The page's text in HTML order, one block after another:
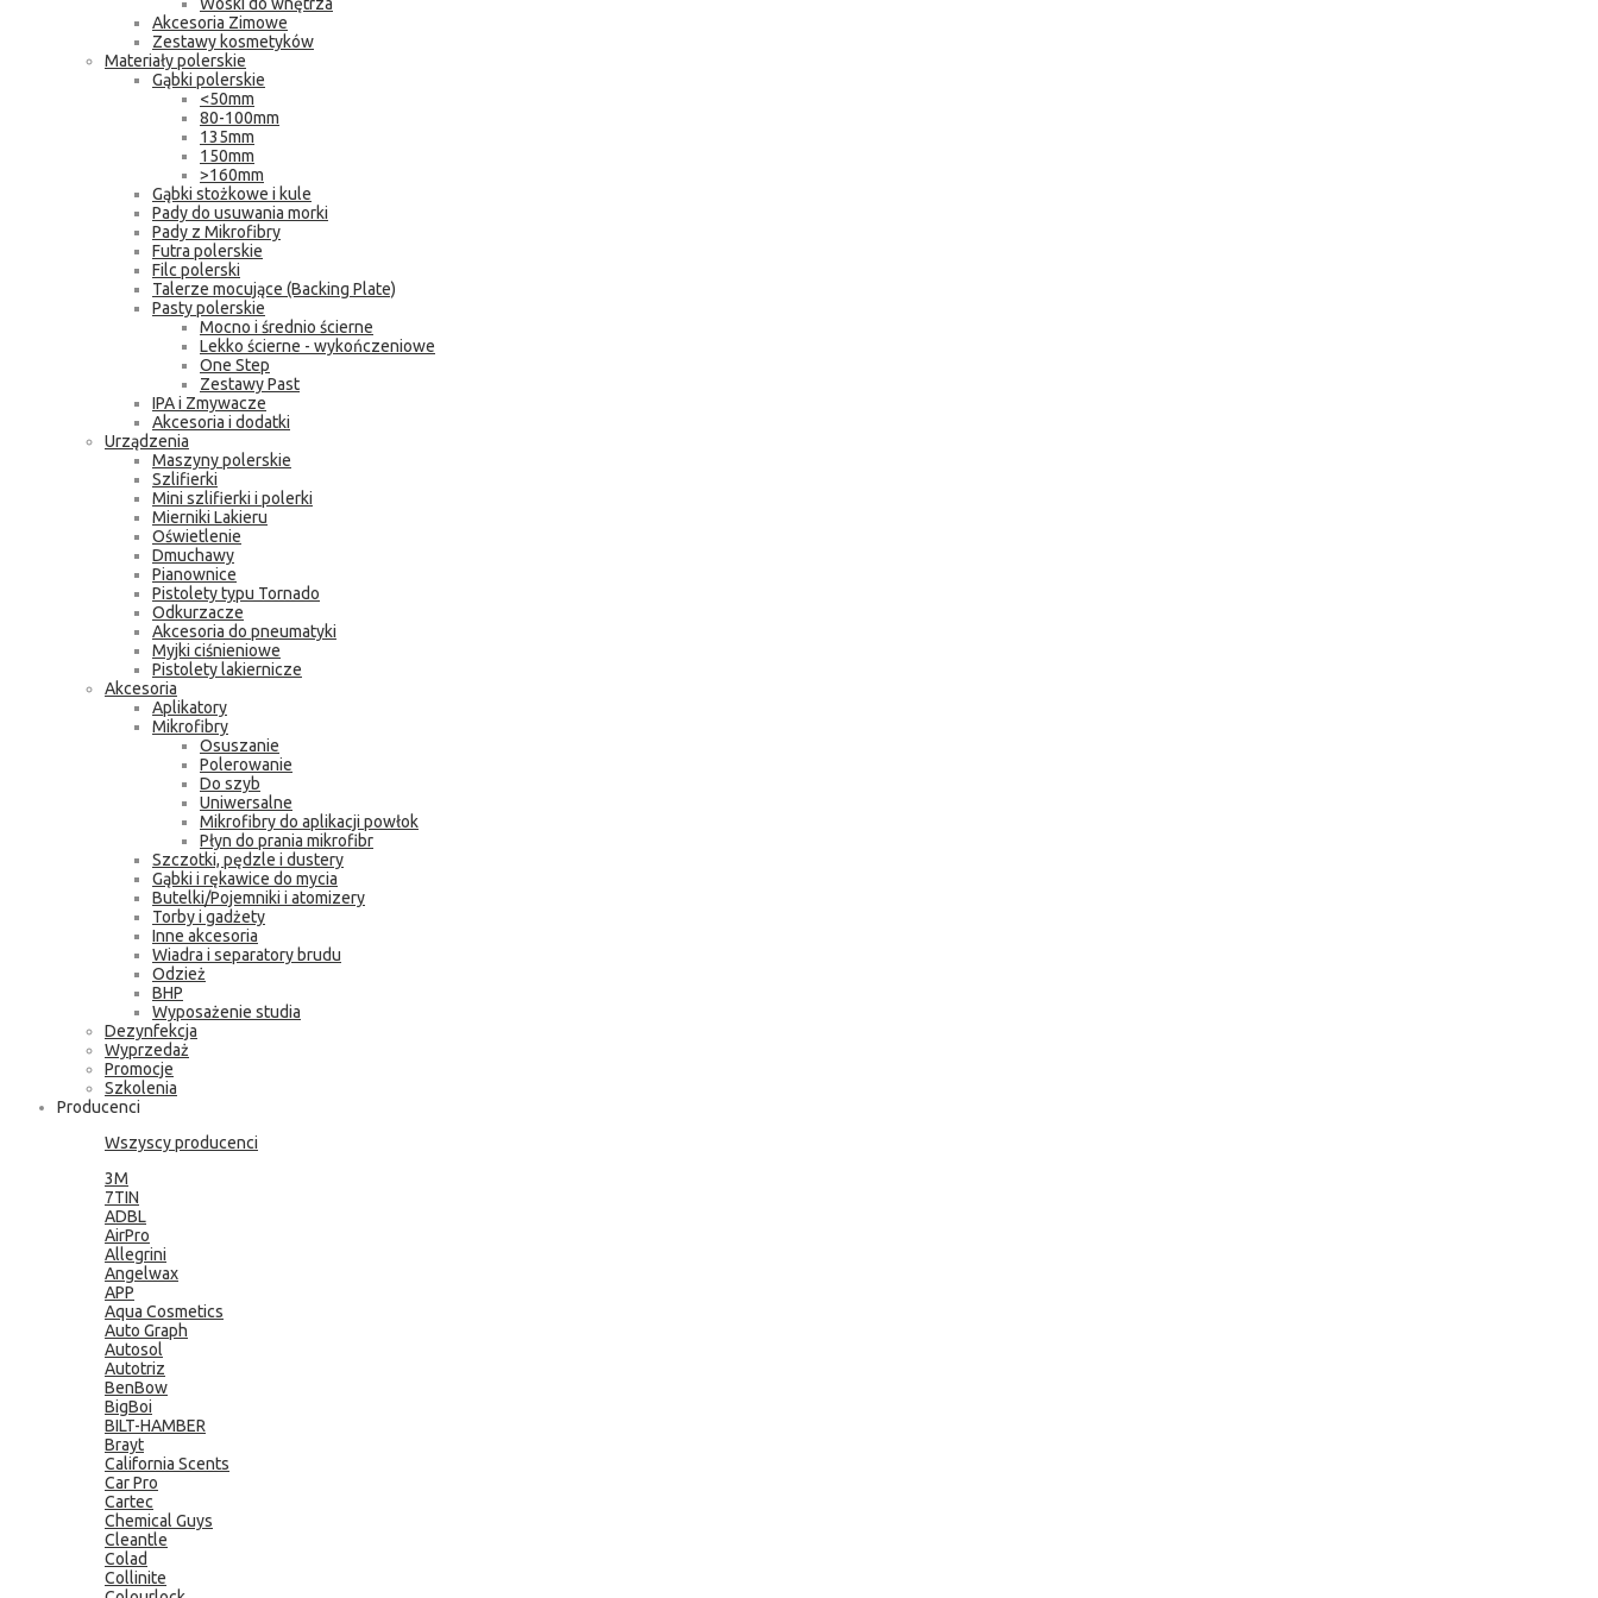
Akcesoria Zimowe
Zestawy kosmetyków
Materiały polerskie
Gąbki polerskie
<50mm
80-100mm
135mm
150mm
>160mm
Gąbki stożkowe i kule
Pady do usuwania morki
Pady z Mikrofibry
Futra polerskie
Filc polerski
Talerze mocujące (Backing Plate)
Pasty polerskie
Mocno i średnio ścierne
Lekko ścierne - wykończeniowe
One Step
Zestawy Past
IPA i Zmywacze
Akcesoria i dodatki
Urządzenia
Maszyny polerskie
Szlifierki
Mini szlifierki i polerki
Mierniki Lakieru
Oświetlenie
Dmuchawy
Pianownice
Pistolety typu Tornado
Odkurzacze
Akcesoria do pneumatyki
Myjki ciśnieniowe
Pistolety lakiernicze
Akcesoria
Aplikatory
Mikrofibry
Osuszanie
Polerowanie
Do szyb
Uniwersalne
Mikrofibry do aplikacji powłok
Płyn do prania mikrofibr
Szczotki, pędzle i dustery
Gąbki i rękawice do mycia
Butelki/Pojemniki i atomizery
Torby i gadżety
Inne akcesoria
Wiadra i separatory brudu
Odzież
BHP
Wyposażenie studia
Dezynfekcja
Wyprzedaż
Promocje
Szkolenia
Producenci
Wszyscy producenci
3M
7TIN
ADBL
AirPro
Allegrini
Angelwax
APP
Aqua Cosmetics
Auto Graph
Autosol
Autotriz
BenBow
BigBoi
BILT-HAMBER
Brayt
California Scents
Car Pro
Cartec
Chemical Guys
Cleantle
Colad
Collinite